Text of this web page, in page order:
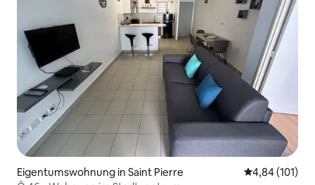
Eigentumswohnung in Saint Pierre
4,84 (101)